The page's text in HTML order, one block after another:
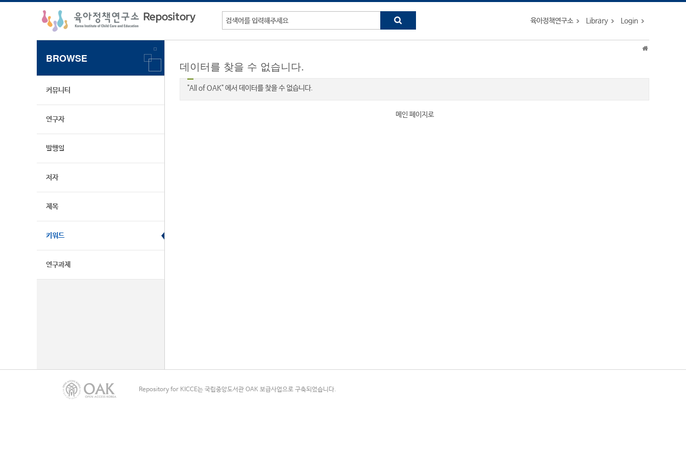
육아정책연구소 Library Login
BROWSE
커뮤니티
연구자
발행일
저자
제목
키워드
연구과제
데이터를 찾을 수 없습니다.
"All of OAK" 에서 데이터를 찾을 수 없습니다.
메인 페이지로
Repository for KICCE는 국립중앙도서관 OAK 보급사업으로 구축되었습니다.